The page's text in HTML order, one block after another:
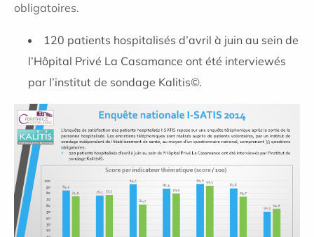
obligatoires.
120 patients hospitalisés d’avril à juin au sein de
l’Hôpital Privé La Casamance ont été interviewés
par l’institut de sondage Kalitis©.